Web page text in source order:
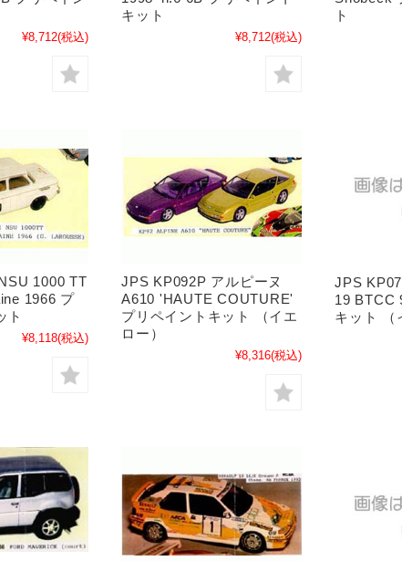
¥8,712(税込)
キット
¥8,712(税込)
ト
1000 TT
1966 プ
ト
¥8,118(税込)
JPS KP092P アルピーヌ
A610 'HAUTE COUTURE'
プリペイントキット （イエ
ロー）
¥8,316(税込)
JPS
19 BTCC
キット （